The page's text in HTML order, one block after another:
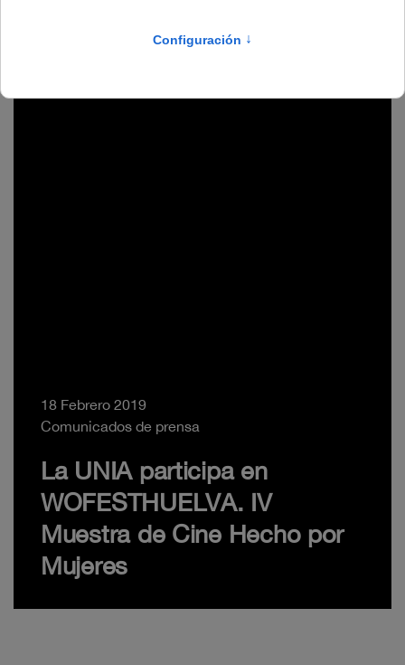
18 Febrero 2019
Comunicados de prensa
La UNIA participa en
WOFESTHUELVA. IV
Muestra de Cine Hecho por
Mujeres